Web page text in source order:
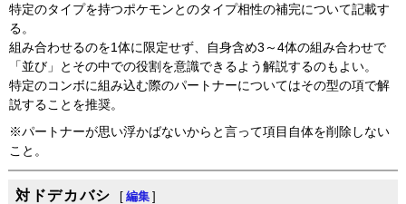
特定のタイプを持つポケモンとのタイプ相性の補完について記載す
る。
組み合わせるのを1体に限定せず、自身含め3～4体の組み合わせで
「並び」とその中での役割を意識できるよう解説するのもよい。
特定のコンボに組み込む際のパートナーについてはその型の項で解
説することを推奨。
※パートナーが思い浮かばないからと言って項目自体を削除しない
こと。
対ドデカバシ [ 編集 ]